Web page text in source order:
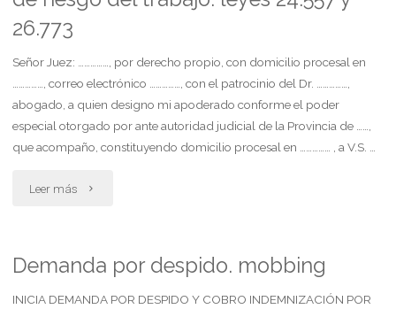
26.773
Señor Juez: ……………, por derecho propio, con domicilio procesal en
……………, correo electrónico ……………, con el patrocinio del Dr. ……………,
abogado, a quien designo mi apoderado conforme el poder
especial otorgado por ante autoridad judicial de la Provincia de ……,
que acompaño, constituyendo domicilio procesal en …………… , a V.S. …
Leer más "Demanda.
sistémicas
ley
Demanda por despido. mobbing
INICIA DEMANDA POR DESPIDO Y COBRO INDEMNIZACIÓN POR